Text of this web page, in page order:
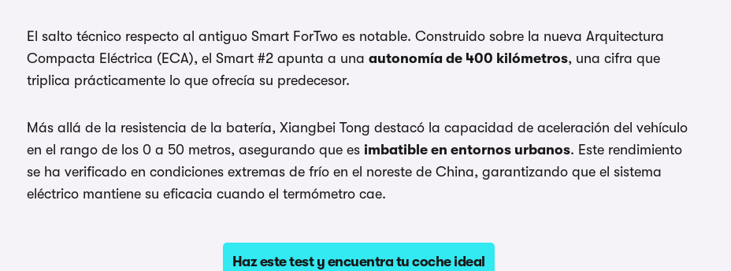
El salto técnico respecto al antiguo Smart ForTwo es notable. Construido sobre la nueva Arquitectura
Compacta Eléctrica (ECA), el Smart #2 apunta a una autonomía de 400 kilómetros, una cifra que
triplica prácticamente lo que ofrecía su predecesor.
Más allá de la resistencia de la batería, Xiangbei Tong destacó la capacidad de aceleración del vehículo
en el rango de los 0 a 50 metros, asegurando que es imbatible en entornos urbanos. Este rendimiento
se ha verificado en condiciones extremas de frío en el noreste de China, garantizando que el sistema
eléctrico mantiene su eficacia cuando el termómetro cae.
Haz este test y encuentra tu coche ideal